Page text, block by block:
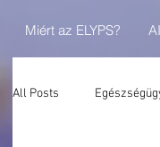
Miért az ELYPS?
All Posts